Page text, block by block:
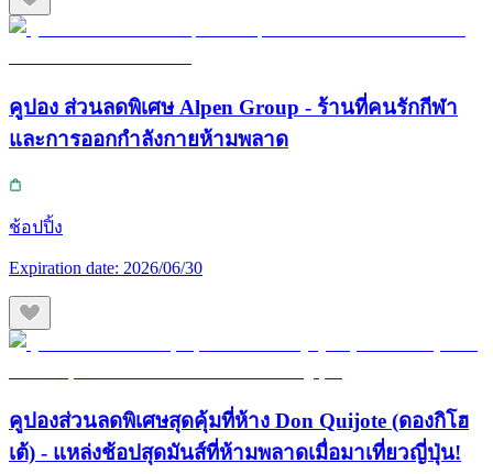
คูปอง ส่วนลดพิเศษ Alpen Group - ร้านที่คนรักกีฬา
และการออกกำลังกายห้ามพลาด
ช้อปปิ้ง
Expiration date: 2026/06/30
คูปองส่วนลดพิเศษสุดคุ้มที่ห้าง Don Quijote (ดองกิโฮ
เต้) - แหล่งช้อปสุดมันส์ที่ห้ามพลาดเมื่อมาเที่ยวญี่ปุ่น!